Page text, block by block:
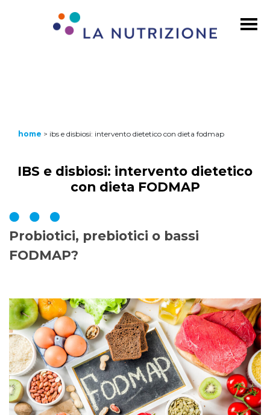
home > ibs e disbiosi: intervento dietetico con dieta fodmap
IBS e disbiosi: intervento dietetico
con dieta FODMAP
Probiotici, prebiotici o bassi
FODMAP?